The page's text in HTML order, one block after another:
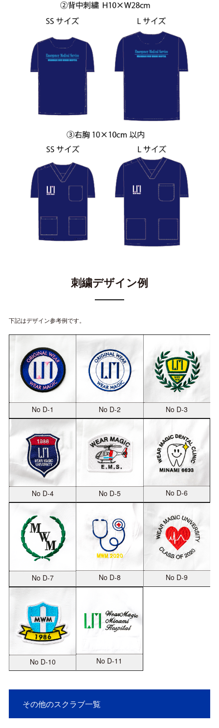
刺繍デザイン例
下記はデザイン参考例です。
No D-1 No D-2 No D-3
No D-4 No D-5 No D-6
No D-7 No D-8 No D-9
No D-10 No D-11
その他のスクラブ一覧